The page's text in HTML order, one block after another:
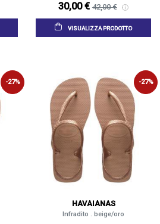
30,00 € 42,00 €
VISUALIZZA PRODOTTO
-27% -27%
HAVAIANAS
Infradito . beige/oro